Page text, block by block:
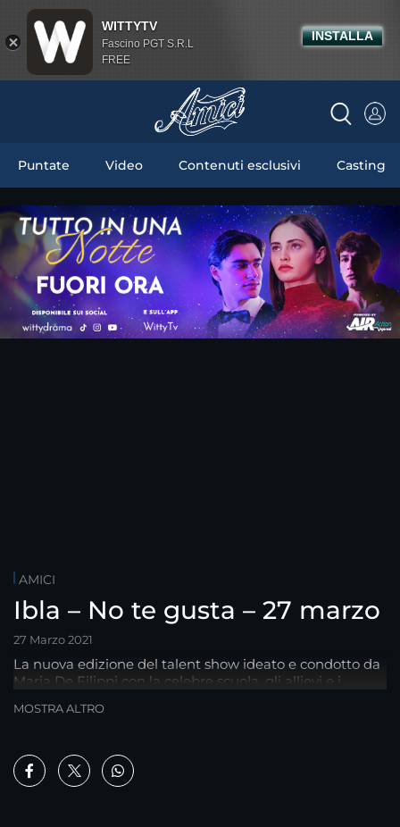
Puntate Video Contenuti esclusivi Casting
AMICI
Ibla – No te gusta – 27 marzo
27 Marzo 2021
La nuova edizione del talent show ideato e condotto da
Maria De Filippi con la celebre scuola, gli allievi e i
MOSTRA ALTRO
WITTYTV
Fascino PGT S.R.L
FREE
INSTALLA